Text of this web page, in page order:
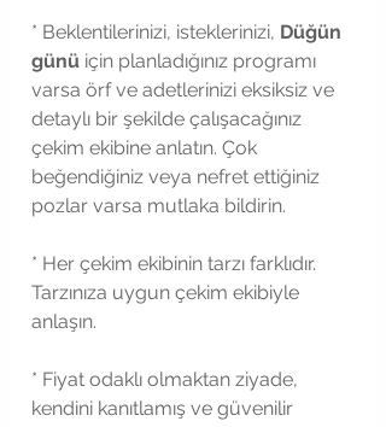
* Beklentilerinizi, isteklerinizi, Düğün
günü için planladığınız programı
varsa örf ve adetlerinizi eksiksiz ve
detaylı bir şekilde çalışacağınız
çekim ekibine anlatın. Çok
beğendiğiniz veya nefret ettiğiniz
pozlar varsa mutlaka bildirin.
* Her çekim ekibinin tarzı farklıdır.
Tarzınıza uygun çekim ekibiyle
anlaşın.
* Fiyat odaklı olmaktan ziyade,
kendini kanıtlamış ve güvenilir